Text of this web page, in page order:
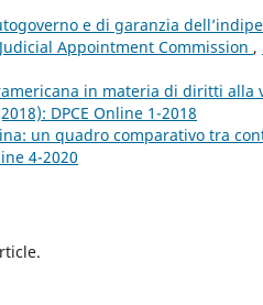
e di garanzia
Appointment Commission ,
in materia di diritti alla
DPCE Online 1-2018
un quadro comparativo tra
4-2020